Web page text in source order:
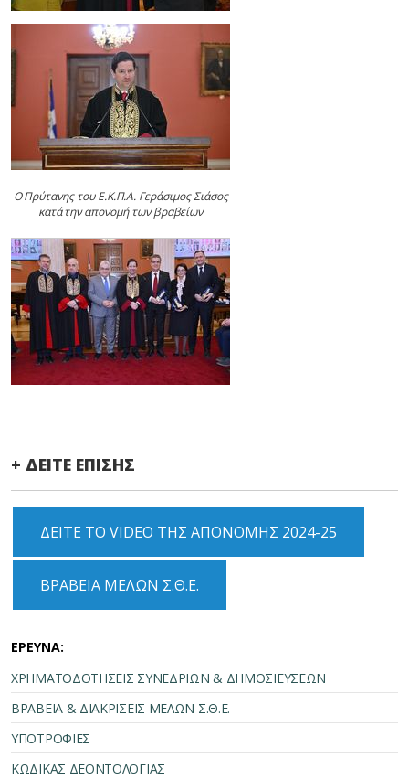
Ο Πρύτανης του Ε.Κ.Π.Α. Γεράσιμος Σιάσος
κατά την απονομή των βραβείων
+ ΔΕΙΤΕ ΕΠΙΣΗΣ
ΔΕΙΤΕ ΤΟ VIDEO ΤΗΣ ΑΠΟΝΟΜΗΣ 2024-25
ΒΡΑΒΕΙΑ ΜΕΛΩΝ Σ.Θ.Ε.
ΕΡΕΥΝΑ:
ΧΡΗΜΑΤΟΔΟΤΗΣΕΙΣ ΣΥΝΕΔΡΙΩΝ & ΔΗΜΟΣΙΕΥΣΕΩΝ
ΒΡΑΒΕΙΑ & ΔΙΑΚΡΙΣΕΙΣ ΜΕΛΩΝ Σ.Θ.Ε.
ΥΠΟΤΡΟΦΙΕΣ
ΚΩΔΙΚΑΣ ΔΕΟΝΤΟΛΟΓΙΑΣ